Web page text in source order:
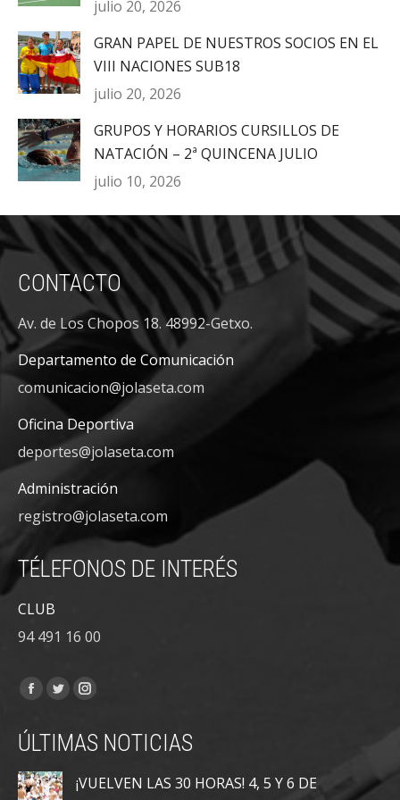
julio 20, 2026
GRAN PAPEL DE NUESTROS SOCIOS EN EL
VIII NACIONES SUB18
julio 20, 2026
GRUPOS Y HORARIOS CURSILLOS DE
NATACIÓN – 2ª QUINCENA JULIO
julio 10, 2026
CONTACTO
Av. de Los Chopos 18. 48992-Getxo.
Departamento de Comunicación
comunicacion@jolaseta.com
Oficina Deportiva
deportes@jolaseta.com
Administración
registro@jolaseta.com
TÉLEFONOS DE INTERÉS
CLUB
94 491 16 00
Encuéntranos en:
Facebook
opens
in
new
Twitter
opens
in
new
Instagram
opens
new
ÚLTIMAS NOTICIAS
¡VUELVEN LAS 30 HORAS! 4, 5 Y 6 DE